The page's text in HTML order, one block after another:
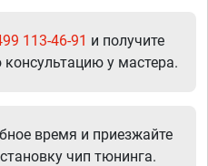
113-46-91 и получите
у мастера.
время и приезжайте
чип тюнинга.